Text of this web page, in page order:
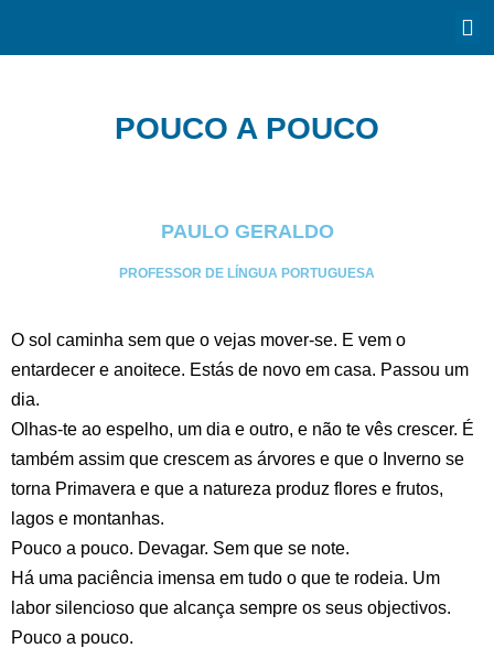
POUCO A POUCO
PAULO GERALDO
PROFESSOR DE LÍNGUA PORTUGUESA
O sol caminha sem que o vejas mover-se. E vem o
entardecer e anoitece. Estás de novo em casa. Passou um
dia.
Olhas-te ao espelho, um dia e outro, e não te vês crescer. É
também assim que crescem as árvores e que o Inverno se
torna Primavera e que a natureza produz flores e frutos,
lagos e montanhas.
Pouco a pouco. Devagar. Sem que se note.
Há uma paciência imensa em tudo o que te rodeia. Um
labor silencioso que alcança sempre os seus objectivos.
Pouco a pouco.